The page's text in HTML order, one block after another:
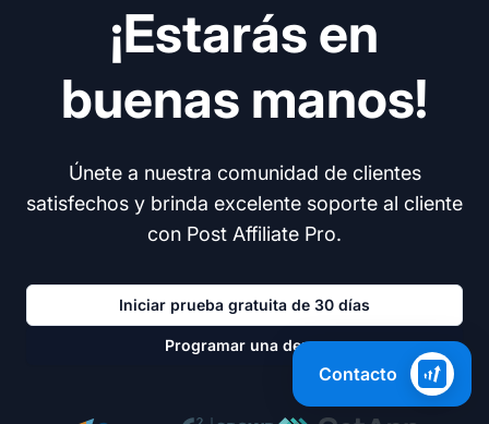
¡Estarás en
buenas manos!
Únete a nuestra comunidad de clientes
satisfechos y brinda excelente soporte al cliente
con Post Affiliate Pro.
Iniciar prueba gratuita de 30 días
Programar una demo
Contacto